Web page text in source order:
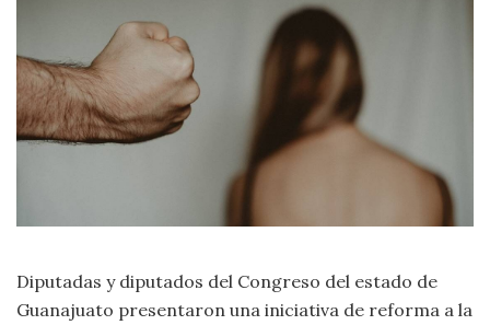
Diputadas y diputados del Congreso del estado de
Guanajuato presentaron una iniciativa de reforma a la